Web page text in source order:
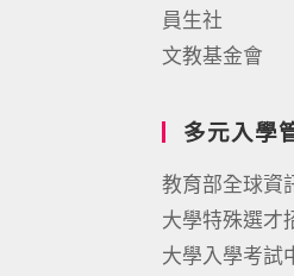
員生社
文教基金會
多元入學
教育部全球資
大學特殊選才
大學入學考試